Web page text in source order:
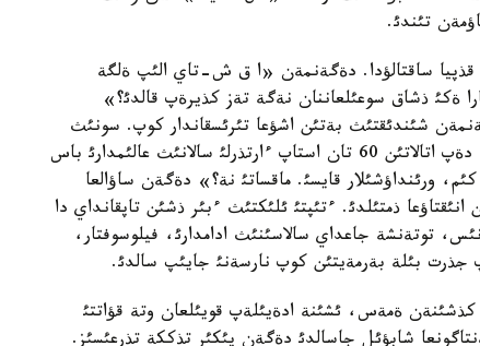
تئندئ.
قذپيا ساقتالؤدا. دةگةنمةن «ا ق ش-تاي الئپ ةلگة
ةكئ ذشاق سوعئلعاننان نةگة تةز كذيرةپ قالدئ؟»
شئندئقتئث بةتئن اشؤعا تئرئسقاندار كوپ. سونئث
ءبئرئ، «عالئمدار 11- قئركذيةكتئث اقيقاتئ ءذشئن» دةپ اتالاتئن 60 تان استاپ ءارتذرلئ سالانئث عالئمدارئ باس
ورئنداؤشئلار قايسئ. ماقساتئ نة؟» دةگةن ساؤالعا
ذمتئلدئ. ءتئپتئ ئلئكتئث ءبئر ذشئن تاپقانداي دا
توتةنشة جاعداي سالاسئنئث ادامدارئ، فيلوسوفتار،
جذرت بئلة بةرمةيتئن كوپ نارسةنئ جايئپ سالدئ.
ةمةس، ئشئنة ادةيئلةپ قويئلعان وتة قؤاتتئ